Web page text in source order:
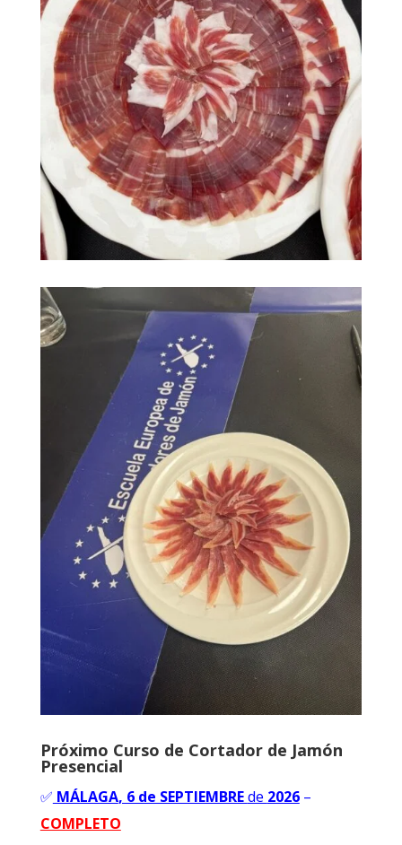
Próximo Curso de Cortador de Jamón
Presencial
✅ MÁLAGA, 6 de SEPTIEMBREde 2026–
COMPLETO